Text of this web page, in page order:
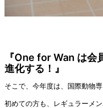
『One for Wan は会
進化する！』
そこで、今年度は、国際動物
初めての方も、レギュラーメ